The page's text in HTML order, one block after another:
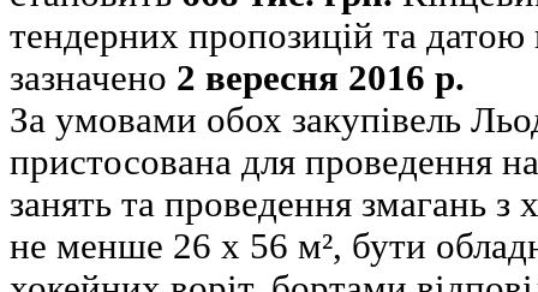
тендерних пропозицій та датою
зазначено 2 вересня 2016 р.
За умовами обох закупівель
пристосована для проведення
занять та проведення змагань
не менше 26 х 56 м², бути